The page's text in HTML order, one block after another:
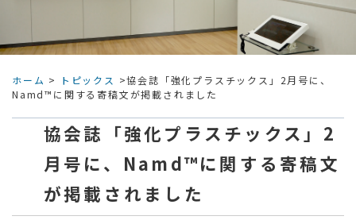
ホーム > トピックス >協会誌「強化プラスチックス」2月号に、
Namd™に関する寄稿文が掲載されました
協会誌「強化プラスチックス」2
月号に、Namd™に関する寄稿文
が掲載されました